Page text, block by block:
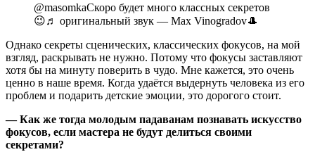
@masomkaСкоро будет много классных секретов
😉♬ оригинальный звук — Max Vinogradov🎩
Однако секреты сценических, классических фокусов, на мой
взгляд, раскрывать не нужно. Потому что фокусы заставляют
хотя бы на минуту поверить в чудо. Мне кажется, это очень
ценно в наше время. Когда удаётся выдернуть человека из его
проблем и подарить детские эмоции, это дорогого стоит.
— Как же тогда молодым падаванам познавать искусство
фокусов, если мастера не будут делиться своими
секретами?